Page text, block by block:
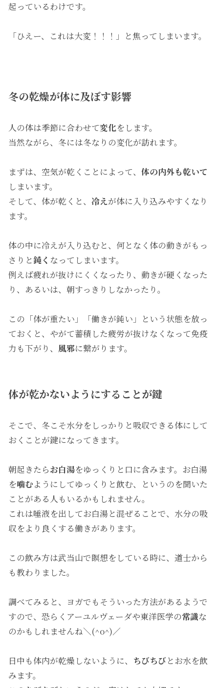
起っているわけです。
「ひえー、これは大変！！！」と焦ってしまいます。
冬の乾燥が体に及ぼす影響
人の体は季節に合わせて変化をします。
当然ながら、冬には冬なりの変化が訪れます。
まずは、空気が乾くことによって、 体の内外も乾いて
しまいます。
そして、体が乾くと、 冷えが体に入り込みやすくなり
ます。
体の中に冷えが入り込むと、何となく体の動きがもっ
さりと鈍く なってしまいます。
例えば疲れが抜けにくくなったり、動きが硬くなった
り、あるいは、朝すっきりしなかったり。
この「体が重たい」「働きが鈍い」という状態を放っ
ておくと、やがて蓄積した疲労が抜けなくなって免疫
力も下がり、 風邪に繋がります。
体が乾かないようにすることが鍵
そこで、冬こそ水分をしっかりと吸収できる体にして
おくことが鍵になってきます。
朝起きたらお白湯をゆっくりと口に含みます。お白湯
を噛むようにしてゆっくりと飲む、というのを聞いた
ことがある人もいるかもしれません。
これは唾液を出してお白湯と混ぜることで、水分の吸
収をより良くする働きがあります。
この飲み方は武当山で瞑想をしている時に、道士から
も教わりました。
調べてみると、ヨガでもそういった方法があるようで
すので、恐らくアーユルヴェーダや東洋医学の常識な
のかもしれませんね＼(^o^)／
日中も体内が乾燥しないように、 ちびちび とお水を飲
みます。